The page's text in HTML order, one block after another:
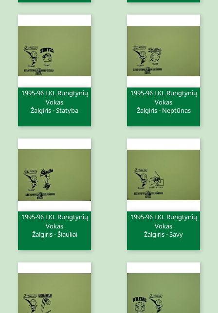
1995-96 LKL Rungtynių
Vokas
Žalgiris - Statyba
1995-96 LKL Rungtynių
Vokas
Žalgiris - Neptūnas
1995-96 LKL Rungtynių
Vokas
Žalgiris - Šiauliai
1995-96 LKL Rungtynių
Vokas
Žalgiris - Savy